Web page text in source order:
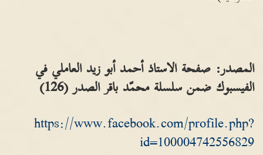
المصدر: صفحة الاستاذ أحمد أبو زيد العاملي في
الفيسبوك ضمن سلسلة محمّد باقر الصدر (126)
https://www.facebook.com/profile.php?
id=100004742556829